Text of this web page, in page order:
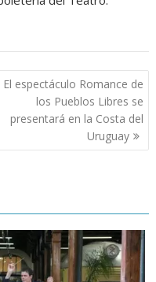
El espectáculo Romance de
los Pueblos Libres se
presentará en la Costa del
Uruguay